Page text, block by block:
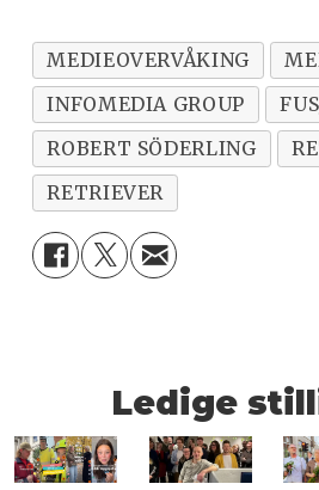
MEDIEOVERVÅKING
INFOMEDIA GROUP
ROBERT SÖDERLING
RETRIEVER
Ledige